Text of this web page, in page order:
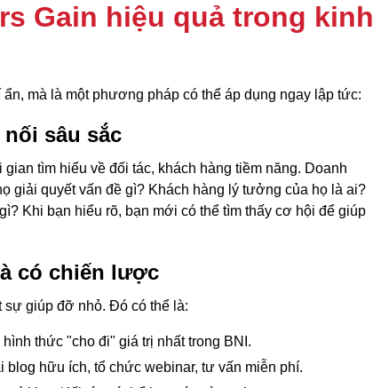
Gain hiệu quả trong kinh
mà là một phương pháp có thể áp dụng ngay lập tức:
sâu sắc
tìm hiểu về đối tác, khách hàng tiềm năng. Doanh
giải quyết vấn đề gì? Khách hàng lý tưởng của họ là ai?
Khi bạn hiểu rõ, bạn mới có thể tìm thấy cơ hội để giúp
có chiến lược
sự giúp đỡ nhỏ. Đó có thể là:
thức "cho đi" giá trị nhất trong BNI.
blog hữu ích, tổ chức webinar, tư vấn miễn phí.